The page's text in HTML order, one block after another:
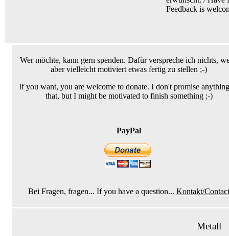
Feedback is
Wer möchte, kann gern spenden. Dafür verspreche ich nichts,
aber vielleicht motiviert etwas fertig zu stellen ;-)
If you want, you are welcome to donate. I don't promise
that, but I might be motivated to finish something ;-)
PayPal
Bei Fragen, fragen... If you have a question... Kontakt/Contact
Metall